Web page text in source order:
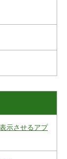
示させるアプ